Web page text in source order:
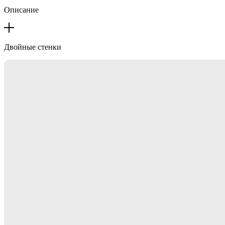
Описание
Двойные стенки